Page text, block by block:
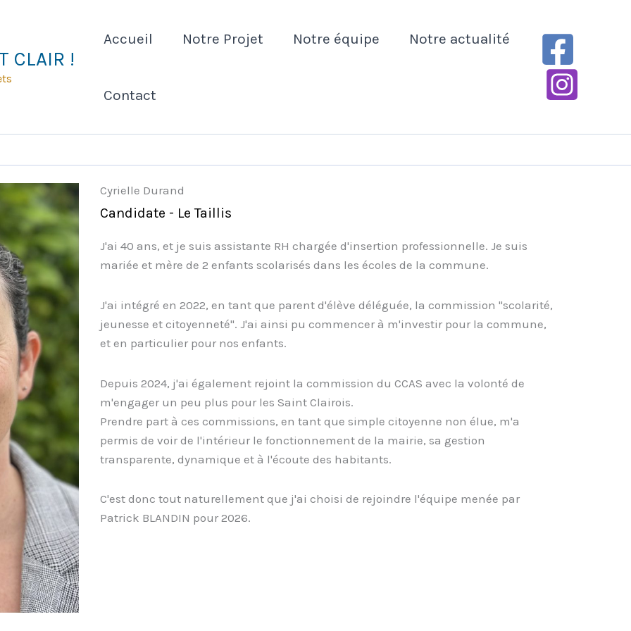
CLAIR !
Accueil Notre Projet Notre équipe Notre actualité
Contact
Cyrielle Durand
Candidate - Le Taillis
J'ai 40 ans, et je suis assistante RH chargée d'insertion professionnelle. Je suis
mariée et mère de 2 enfants scolarisés dans les écoles de la commune.
J'ai intégré en 2022, en tant que parent d'élève déléguée, la commission "scolarité,
jeunesse et citoyenneté". J'ai ainsi pu commencer à m'investir pour la commune,
et en particulier pour nos enfants.
Depuis 2024, j'ai également rejoint la commission du CCAS avec la volonté de
m'engager un peu plus pour les Saint Clairois.
Prendre part à ces commissions, en tant que simple citoyenne non élue, m'a
permis de voir de l'intérieur le fonctionnement de la mairie, sa gestion
transparente, dynamique et à l'écoute des habitants.
C'est donc tout naturellement que j'ai choisi de rejoindre l'équipe menée par
Patrick BLANDIN pour 2026.